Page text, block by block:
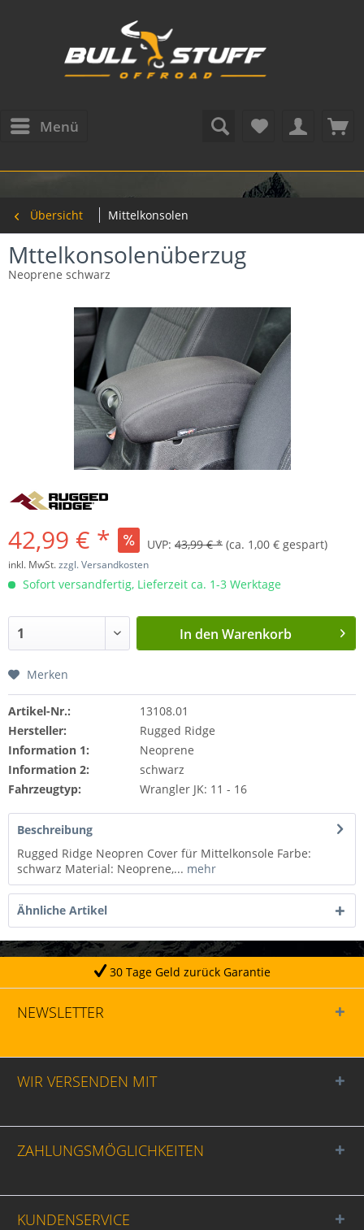
Menü
Übersicht Mittelkonsolen
Mttelkonsolenüberzug
Neoprene schwarz
42,99 € * UVP: 43,99 € * (ca. 1,00 € gespart)
inkl. MwSt.zzgl. Versandkosten
Sofort versandfertig, Lieferzeit ca. 1-3 Werktage
In den Warenkorb
Merken
Artikel-Nr.:
13108.01
Hersteller:
Rugged Ridge
Information 1:
Neoprene
Information 2:
schwarz
Fahrzeugtyp:
Wrangler JK: 11 - 16
Beschreibung
Rugged Ridge Neopren Cover für Mittelkonsole Farbe:
schwarz Material: Neoprene,... mehr
Ähnliche Artikel
30 Tage Geld zurück Garantie
NEWSLETTER
WIR VERSENDEN MIT
ZAHLUNGSMÖGLICHKEITEN
KUNDENSERVICE